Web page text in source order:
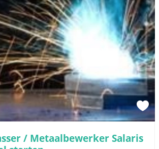
/ Metaalbewerker Salaris